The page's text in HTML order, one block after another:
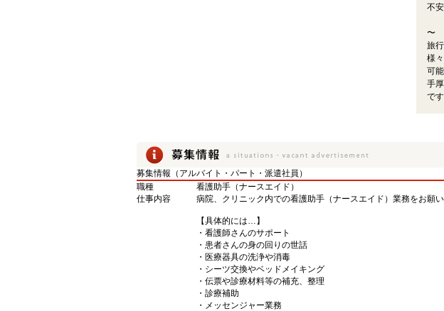
不
〜
旅
様
可能
手
です
募集情報（アルバイト・パート・派遣社員）
職種
看護助手（ナースエイド）
仕事内容
病院、クリニック内での看護助手（ナースエイド）業務をお願い
【具体的には…】
・看護師さんのサポート
・患者さんの身の回りの世話
・医療器具の洗浄や消毒
・シーツ交換やベッドメイキング
・伝票や診療材料等の補充、整理
・診療補助
・メッセンジャー業務